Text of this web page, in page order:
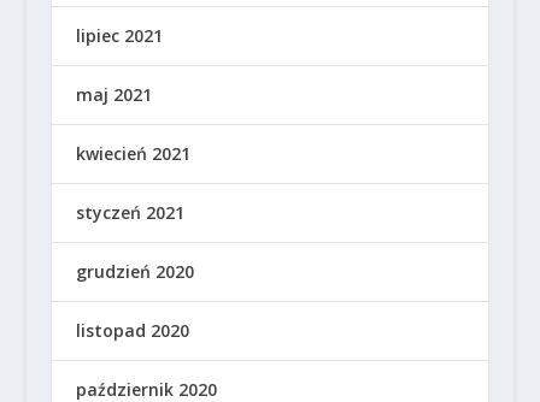
lipiec 2021
maj 2021
kwiecień 2021
styczeń 2021
grudzień 2020
listopad 2020
październik 2020